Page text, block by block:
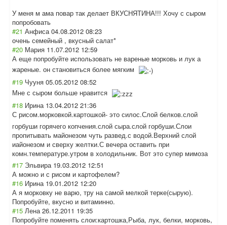
У меня м ама повар так делает ВКУСНЯТИНА!!! Хочу с сыром
попробовать
#21 Анфиса 04.08.2012 08:23
очень семейный , вкусный салат*
#20 Мария 11.07.2012 12:59
А еще попробуйте использовать не вареные морковь и лук а
жареные. он становиться более мягким
#19 Чууня 05.05.2012 08:52
Мне с сыром больше нравится
#18 Ирина 13.04.2012 21:36
С рисом.морковкой.картошкой- это силос.Слой белков.слой
горбуши горячего копчения.слой сыра.слой горбуши.Слои
пропитывать майонезом чуть развед.с водой.Верхний слой
иайонезом и сверху желтки.С вечера оставить при
комн.температуре.утром в холодильник. Вот это супер мимоза
#17 Эльвира 19.03.2012 12:51
А можно и с рисом и картофелем?
#16 Ирина 19.01.2012 12:20
А я морковку не варю, тру на самой мелкой терке(сырую).
Попробуйте, вкусно и витаминно.
#15 Лена 26.12.2011 19:35
Попробуйте поменять слои:картошка,Рыба, лук, белки, морковь,